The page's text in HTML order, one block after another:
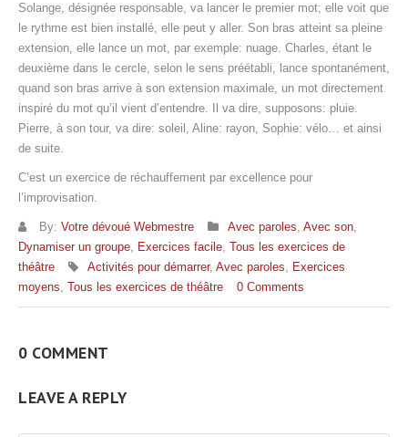
Solange, désignée responsable, va lancer le premier mot; elle voit que
le rythme est bien installé, elle peut y aller. Son bras atteint sa pleine
extension, elle lance un mot, par exemple: nuage. Charles, étant le
deuxième dans le cercle, selon le sens préétabli, lance spontanément,
quand son bras arrive à son extension maximale, un mot directement
inspiré du mot qu’il vient d’entendre. Il va dire, supposons: pluie.
Pierre, à son tour, va dire: soleil, Aline: rayon, Sophie: vélo… et ainsi
de suite.
C’est un exercice de réchauffement par excellence pour
l’improvisation.
By: Votre dévoué Webmestre Avec paroles, Avec son,
Dynamiser un groupe, Exercices facile, Tous les exercices de
théâtre
Activités pour démarrer, Avec paroles, Exercices
moyens, Tous les exercices de théâtre 0 Comments
0 COMMENT
LEAVE A REPLY